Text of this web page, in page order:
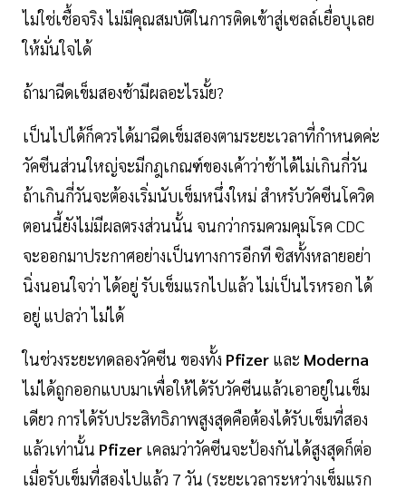
ไม่ใช่เชื้อจริง ไม่มีคุณสมบัติในการติดเข้าสู่เซลล์เยื่อบุเลย
ให้มั่นใจได้
ถ้ามาฉีดเข็มสองช้ามีผลอะไรมั้ย?
เป็นไปได้ก็ควรได้มาฉีดเข็มสองตามระยะเวลาที่กำหนดค่ะ
วัคซีนส่วนใหญ่จะมีกฎเกณฑ์ของเค้าว่าช้าได้ไม่เกินกี่วัน
ถ้าเกินกี่วันจะต้องเริ่มนับเข็มหนึ่งใหม่ สำหรับวัคซีนโควิด
ตอนนี้ยังไม่มีผลตรงส่วนนั้น จนกว่ากรมควมคุมโรค CDC
จะออกมาประกาศอย่างเป็นทางการอีกที ซิสทั้งหลายอย่า
นิ่งนอนใจว่า ได้อยู่ รับเข็มแรกไปแล้ว ไม่เป็นไรหรอก ได้
อยู่ แปลว่า ไม่ได้
ในช่วงระยะทดลองวัคซีน ของทั้ง Pfizer และ Moderna
ไม่ได้ถูกออกแบบมาเพื่อให้ได้รับวัคซีนแล้วเอาอยู่ในเข็ม
เดียว การได้รับประสิทธิภาพสูงสุดคือต้องได้รับเข็มที่สอง
แล้วเท่านั้น Pfizer เคลมว่าวัคซีนจะป้องกันได้สูงสุดก็ต่อ
เมื่อรับเข็มที่สองไปแล้ว 7 วัน (ระยะเวลาระหว่างเข็มแรก